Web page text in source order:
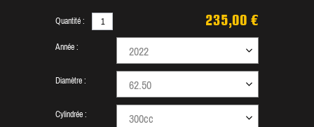
235,00 €
Quantité :
Année : 2022
Diamètre : 62.50
Cylindrée : 300cc